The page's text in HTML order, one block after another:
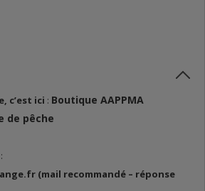
c’est ici : Boutique AAPPMA
de pêche
:
(mail recommandé – réponse